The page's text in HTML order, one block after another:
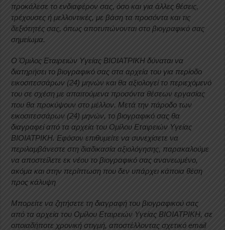
προκάλεσε το ενδιαφέρον σας, όσο και για άλλες θέσεις,
τρέχουσες ή μελλοντικές, με βάση τα προσόντα και τις
δεξιότητές σας, όπως αποτυπώνονται στο βιογραφικό σας
σημείωμα.
Ο Όμιλος Εταιρειών Υγείας ΒΙΟΙΑΤΡΙΚΗ δύναται να
διατηρήσει το βιογραφικό σας στα αρχεία του για περίοδο
εικοσιτεσσάρων (24) μηνών και θα αξιολογεί το περιεχόμενό
του σε σχέση με απαιτούμενα προσόντα θέσεων εργασίας
που θα προκύψουν στο μέλλον. Μετά την πάροδο των
εικοσιτεσσάρων (24) μηνών, το βιογραφικό σας θα
διαγραφεί από τα αρχεία του Ομίλου Εταιρειών Υγείας
ΒΙΟΙΑΤΡΙΚΗ. Εφόσον επιθυμείτε να συνεχίσετε να
περιλαμβάνεστε στη διαδικασία αξιολόγησης, παρακαλούμε
να αποστείλετε εκ νέου το βιογραφικό σας ανανεωμένο,
ακόμα και στην περίπτωση που δεν υπάρχει κάποια θέση
προς κάλυψη
Μπορείτε να ζητήσετε τη διαγραφή του βιογραφικού σας
από τα αρχεία του Ομίλου Εταιρειών Υγείας ΒΙΟΙΑΤΡΙΚΗ, σε
οποιαδήποτε χρονική στιγμή, αποστέλλοντας σχετικό email